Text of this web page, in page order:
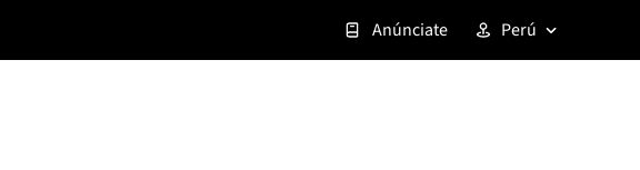
Anúnciate Perú